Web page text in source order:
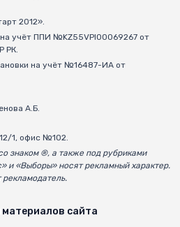
2012».
учёт ППИ №KZ55VPI00069267 от
РК.
на учёт №16487-ИА от
А.Б.
1, офис №102.
знаком ®, а также под рубриками
и «Выборы» носят рекламный характер.
рекламодатель.
сайта